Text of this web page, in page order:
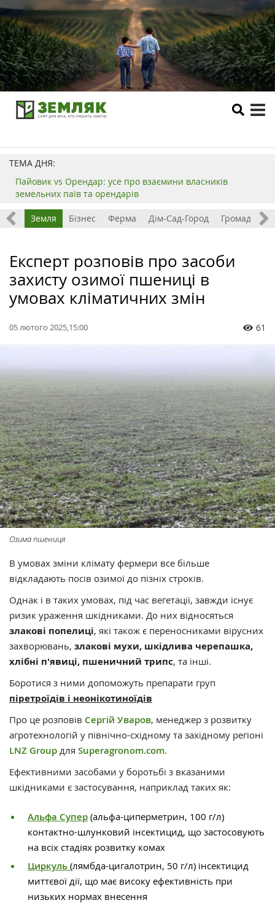
ТЕМА ДНЯ:
Пайовик vs Орендар: усе про взаємини власників
земельних паїв та орендарів
Все Земля Бізнес Ферма Дім-Сад-Город Громада
Експерт розповів про засоби
захисту озимої пшениці в
умовах кліматичних змін
05 лютого 2025,15:00 61
Озима пшениця
В умовах зміни клімату фермери все більше
відкладають посів озимої до пізніх строків.
Однак і в таких умовах, під час вегетації, завжди існує
ризик ураження шкідниками. До них відносяться
злакові попелиці, які також є переносниками вірусних
захворювань, злакові мухи, шкідлива черепашка,
хлібні п'явиці, пшеничний трипс, та інші.
Боротися з ними допоможуть препарати груп
піретроїдів і неонікотиноїдів
Про це розповів Сергій Уваров, менеджер з розвитку
агротехнологій у північно-східному та західному регіоні
LNZ Group для Superagronom.com.
Ефективними засобами у боротьбі з вказаними
шкідниками є застосування, наприклад таких як:
Альфа Супер (альфа-циперметрин, 100 г/л)
контактно-шлунковий інсектицид, що застосовують
на всіх стадіях розвитку комах
Циркуль (лямбда-цигалотрин, 50 г/л) інсектицид
миттєвої дії, що має високу ефективність при
низьких нормах внесення